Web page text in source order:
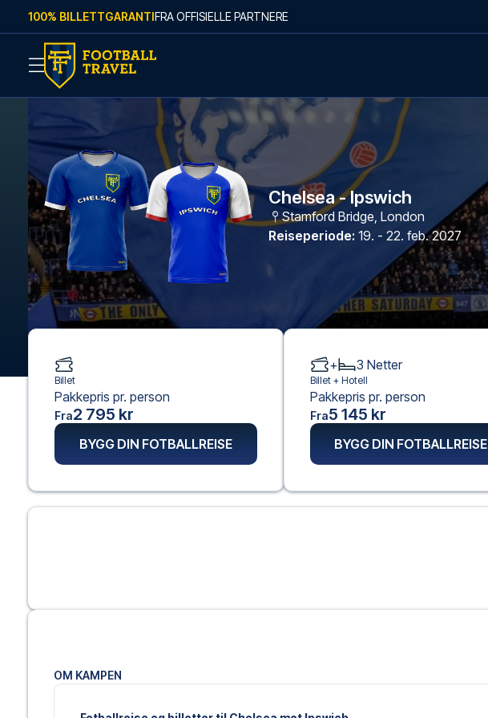
Skip to content
100% BILLETTGARANTIFRA OFFISIELLE PARTNERE
Chelsea - Ipswich
Stamford Bridge, London
Reiseperiode: 19. - 22. feb. 2027
OM KAMPEN
Billet
Pakkepris pr. person
Fra2 795 kr
BYGG DIN FOTBALLREISE
+ 3 Netter
Billet + Hotell
Pakkepris pr. person
Fra5 145 kr
BYGG DIN FOTBALLREISE